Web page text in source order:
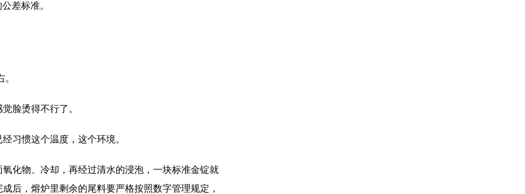
差标准。
脸烫得不行了。
习惯这个温度，这个环境。
化物、冷却，再经过清水的浸泡，一块标准金锭就
后，熔炉里剩余的尾料要严格按照数字管理规定，